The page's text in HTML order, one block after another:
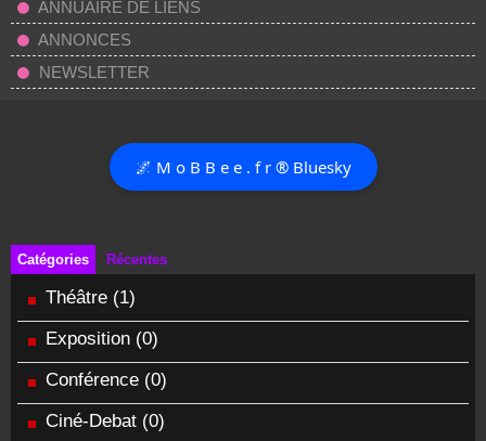
ANNUAIRE DE LIENS
ANNONCES
NEWSLETTER
🌌 M o B B e e . f r ® Bluesky
Catégories Récentes
Théâtre (1)
Exposition (0)
Conférence (0)
Ciné-Debat (0)